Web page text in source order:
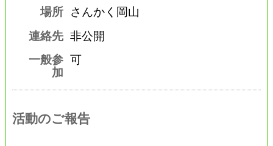
場所 さんかく岡山
連絡先 非公開
一般参
加
可
活動のご報告